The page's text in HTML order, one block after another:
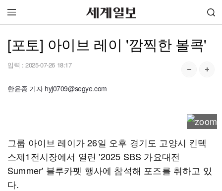
[포토] 아이브 레이 '깜찍한 볼콕'
입력 : 2025-07-26 18:17
한윤종 기자 hyj0709@segye.com
그룹 아이브 레이가 26일 오후 경기도 고양시 킨텍
스제1전시장에서 열린 '2025 SBS 가요대전
Summer' 블루카펫 행사에 참석해 포즈를 취하고 있
다.